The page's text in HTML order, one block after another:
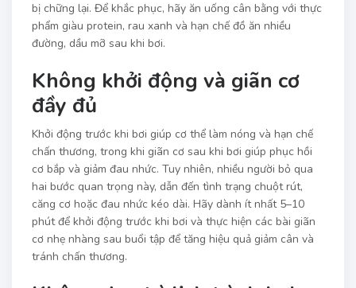
bị chững lại. Để khắc phục, hãy ăn uống cân bằng với thực
phẩm giàu protein, rau xanh và hạn chế đồ ăn nhiều
đường, dầu mỡ sau khi bơi.
Không khởi động và giãn cơ
đầy đủ
Khởi động trước khi bơi giúp cơ thể làm nóng và hạn chế
chấn thương, trong khi giãn cơ sau khi bơi giúp phục hồi
cơ bắp và giảm đau nhức. Tuy nhiên, nhiều người bỏ qua
hai bước quan trọng này, dẫn đến tình trạng chuột rút,
căng cơ hoặc đau nhức kéo dài. Hãy dành ít nhất 5–10
phút để khởi động trước khi bơi và thực hiện các bài giãn
cơ nhẹ nhàng sau buổi tập để tăng hiệu quả giảm cân và
tránh chấn thương.